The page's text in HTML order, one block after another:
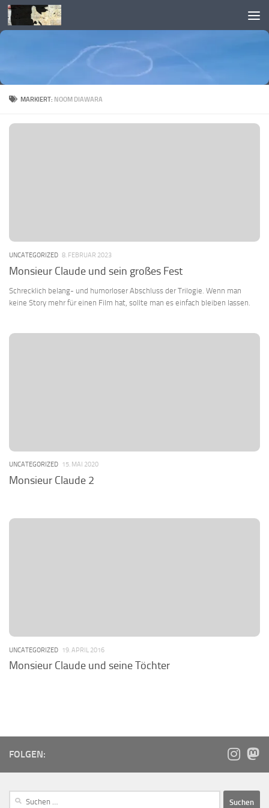
Skip to content
MARKIERT: NOOM DIAWARA
UNCATEGORIZED 8. FEBRUAR 2023
Monsieur Claude und sein großes Fest
Schrecklich belang- und humorloser Abschluss der Trilogie. Wenn man
keine Story mehr für einen Film hat, sollte man es einfach bleiben lassen.
UNCATEGORIZED 15. MAI 2020
Monsieur Claude 2
UNCATEGORIZED 19. APRIL 2016
Monsieur Claude und seine Töchter
FOLGEN: